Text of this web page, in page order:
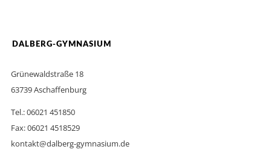
DALBERG-GYMNASIUM
Grünewaldstraße 18
63739 Aschaffenburg
Tel.: 06021 451850
Fax: 06021 4518529
kontakt@dalberg-gymnasium.de